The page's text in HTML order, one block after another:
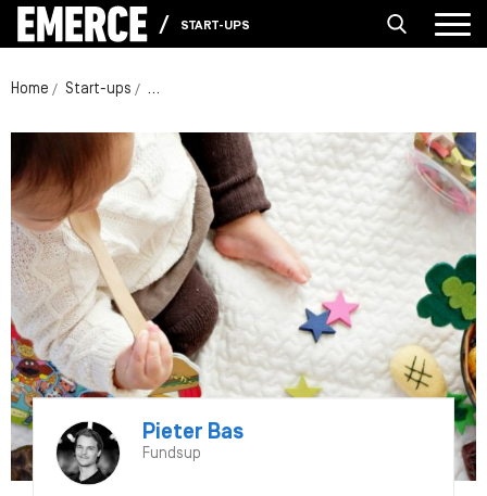
START-UPS
Home Start-ups Startup NIMBEL: stads, ‘outdoor’ en neon in
Pieter Bas
Fundsup